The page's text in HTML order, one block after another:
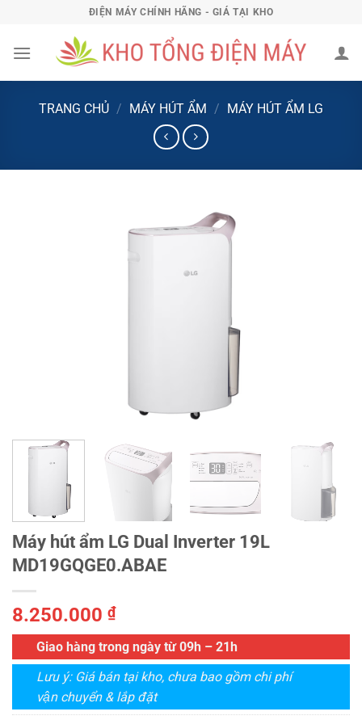
nội
ĐIỆN MÁY CHÍNH HÃNG - GIÁ TẠI KHO
TRANG CHỦ / MÁY HÚT ẨM / MÁY HÚT ẨM LG
Máy hút ẩm LG Dual Inverter 19L
MD19GQGE0.ABAE
8.250.000 ₫
Giao hàng trong ngày từ 09h – 21h
Lưu ý: Giá bán tại kho, chưa bao gồm chi phí
vận chuyển & lắp đặt